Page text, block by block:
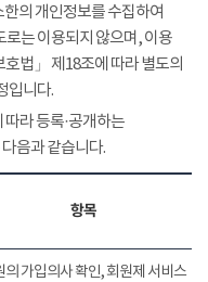
의 개인정보를 수집하여
로는 이용되지 않으며, 이용
법」 제18조에 따라 별도의
입니다.
라 등록·공개하는
음과 같습니다.
항목
의 가입의사 확인, 회원제 서비스